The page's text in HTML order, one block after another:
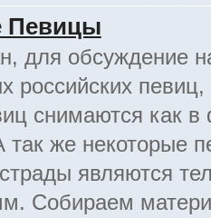
Певицы
для обсуждение
российских
снимаются как
так же некоторые
являются
Собираем